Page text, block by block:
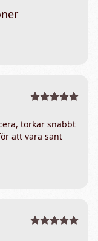
torkar snabbt
att vara sant